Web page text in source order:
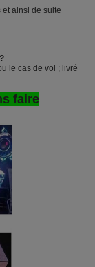
et ainsi de suite
le cas de vol ; livré
faire